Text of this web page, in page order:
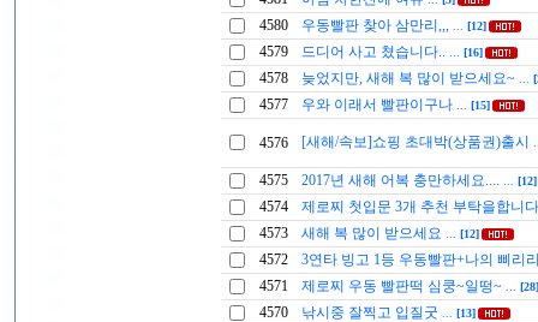
4580 우동빨판 찾아 삼만리,,, [12]
4579 드디어 사고 쳤습니다.. [16]
4578 늦었지만, 새해 복 많이 받으세요~
4577 우와 이래서 빨판이구나 [15]
4576 [새해/속보]쇼핑 초대박(상품권)출시
4575 2017년 새해 어복 충만하세요.... [12]
4574
제로찌 첫입문 3개 추천 부탁을합니
4573
새해 복 많이 받으세요 [12]
4572
3연타 빙고 1등 우동빨판+나의 삐리
4571
제로찌 우동 빨판떡 심쿵~일떵~ [28]
4570 낚시중 잘찍고 입질굿 [13]